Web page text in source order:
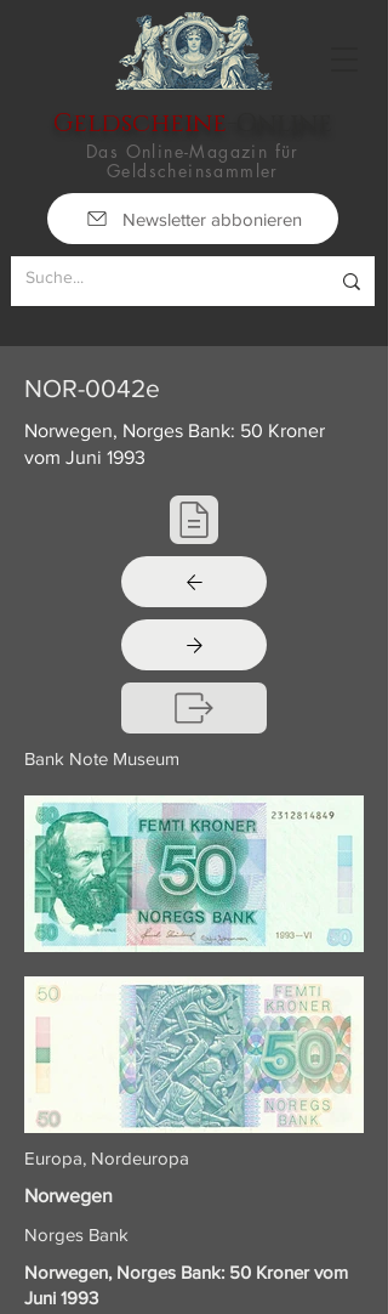
Geldscheine
Das Online-Magazin für
Geldscheinsammler
Newsletter abbonieren
NOR-0042e
Norwegen, Norges Bank: 50 Kroner
vom Juni 1993
Bank Note Museum
Europa, Nordeuropa
Norwegen
Norges Bank
Norwegen, Norges Bank: 50 Kroner vom
Juni 1993